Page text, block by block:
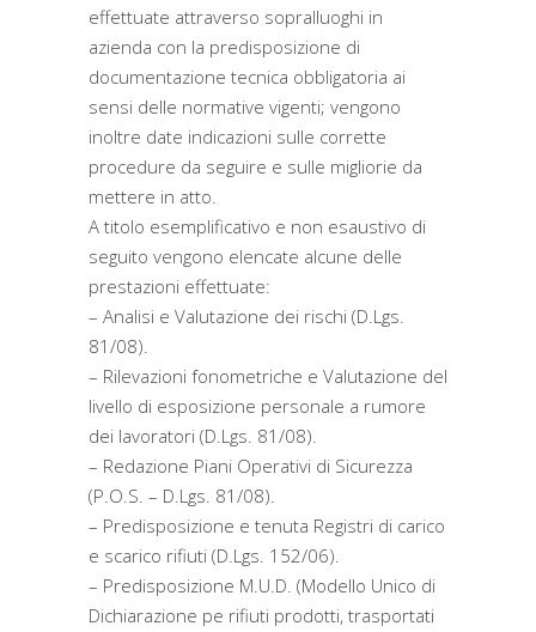
effettuate attraverso sopralluoghi in
azienda con la predisposizione di
documentazione tecnica obbligatoria ai
sensi delle normative vigenti; vengono
inoltre date indicazioni sulle corrette
procedure da seguire e sulle migliorie da
mettere in atto.
A titolo esemplificativo e non esaustivo di
seguito vengono elencate alcune delle
prestazioni effettuate:
– Analisi e Valutazione dei rischi (D.Lgs.
81/08).
– Rilevazioni fonometriche e Valutazione del
livello di esposizione personale a rumore
dei lavoratori (D.Lgs. 81/08).
– Redazione Piani Operativi di Sicurezza
(P.O.S. – D.Lgs. 81/08).
– Predisposizione e tenuta Registri di carico
e scarico rifiuti (D.Lgs. 152/06).
– Predisposizione M.U.D. (Modello Unico di
Dichiarazione pe rifiuti prodotti, trasportati